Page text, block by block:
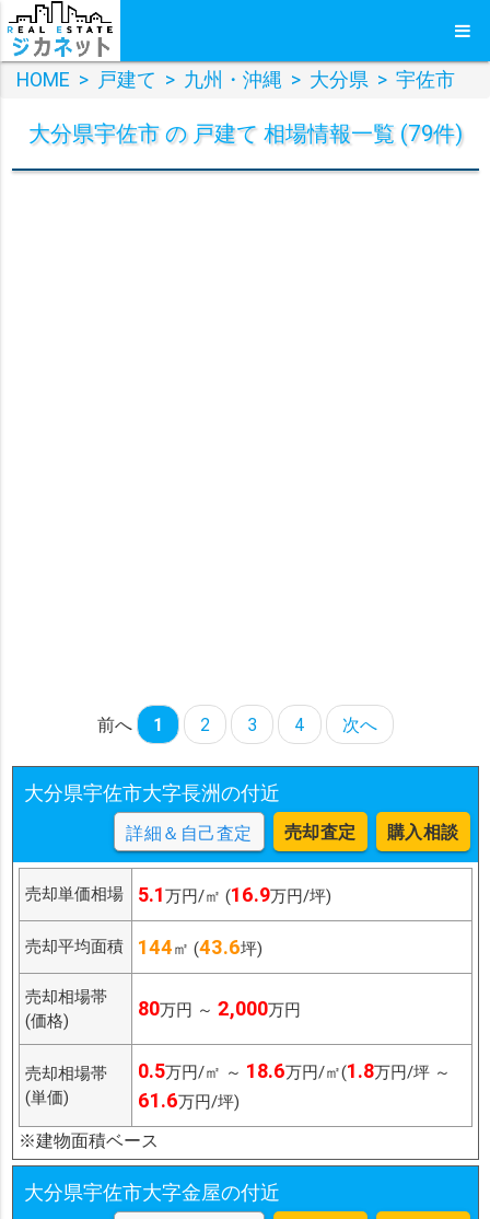
HOME > 戸建て > 九州・沖縄 > 大分県 > 宇佐市
大分県宇佐市 の 戸建て 相場情報一覧 (79件)
前へ 1 2 3 4 次へ
大分県宇佐市大字長洲の付近
詳細＆自己査定 売却査定 購入相談
売却単価相場 5.1万円/㎡ (16.9万円/坪)
売却平均面積 144㎡ (43.6坪)
売却相場帯
(価格)
80万円 ～ 2,000万円
売却相場帯
(単価)
0.5万円/㎡ ～ 18.6万円/㎡(1.8万円/坪 ～
61.6万円/坪)
※建物面積ベース
大分県宇佐市大字金屋の付近